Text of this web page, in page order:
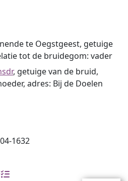
te Oegstgeest, getuige
tot de bruidegom: vader
, getuige van de bruid,
adres: Bij de Doelen
1632